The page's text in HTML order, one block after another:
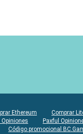
Ethereum Comprar
Opiniones Paxful
Código promocional